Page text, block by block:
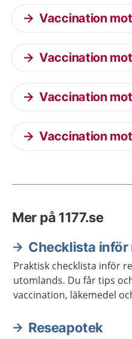
Vaccination
Vaccination
Vaccination
Vaccination
Mer på 1177.se
Checklista inför
Praktisk checklista inför
utomlands. Du får tips
vaccination, läkemedel
Reseapotek